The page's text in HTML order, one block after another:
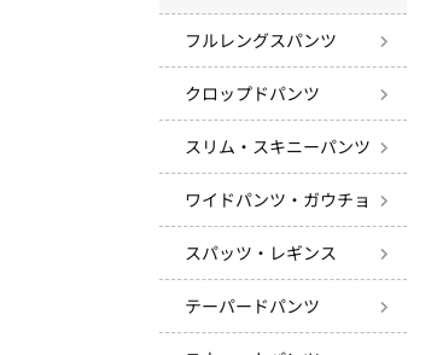
フルレングスパンツ
クロップドパンツ
スリム・スキニーパンツ
ワイドパンツ・ガウチョ
スパッツ・レギンス
テーパードパンツ